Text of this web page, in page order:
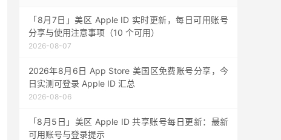
「8月7日」美区 Apple ID 实时更新，每日可用账号
分享与使用注意事项（10 个可用）
2026-08-07
2026年8月6日 App Store 美国区免费账号分享，今
日实测可登录 Apple ID 汇总
2026-08-06
「8月5日」美区 Apple ID 共享账号每日更新：最新
可用账号与登录提示